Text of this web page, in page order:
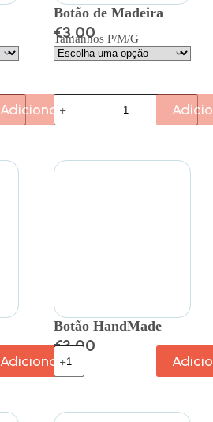
Adicionar
Botão de Madeira
€3.00
Tamanhos P/M/G
Adicionar
Botão HandMade
€3.00